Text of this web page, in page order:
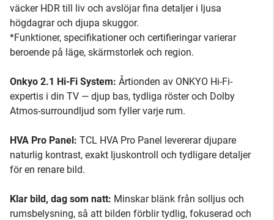
väcker HDR till liv och avslöjar fina detaljer i ljusa
högdagrar och djupa skuggor.
*Funktioner, specifikationer och certifieringar varierar
beroende på läge, skärmstorlek och region.
Onkyo 2.1 Hi-Fi System: Årtionden av ONKYO Hi-Fi-
expertis i din TV — djup bas, tydliga röster och Dolby
Atmos-surroundljud som fyller varje rum.
HVA Pro Panel: TCL HVA Pro Panel levererar djupare
naturlig kontrast, exakt ljuskontroll och tydligare detaljer
för en renare bild.
Klar bild, dag som natt: Minskar blänk från solljus och
rumsbelysning, så att bilden förblir tydlig, fokuserad och